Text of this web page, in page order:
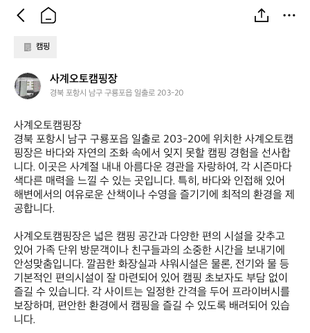
캠핑
사
계
토
캠
핑
장
사계오토캠핑장
경북 포항시 남구 구룡포읍 일출로 203-20
사계오토캠핑장
경북 포항시 남구 구룡포읍 일출로 203-20에 위치한 사계오토캠
핑장은 바다와 자연의 조화 속에서 잊지 못할 캠핑 경험을 선사합
니다. 이곳은 사계절 내내 아름다운 경관을 자랑하여, 각 시즌마다
색다른 매력을 느낄 수 있는 곳입니다. 특히, 바다와 인접해 있어
해변에서의 여유로운 산책이나 수영을 즐기기에 최적의 환경을 제
공합니다.
사계오토캠핑장은 넓은 캠핑 공간과 다양한 편의 시설을 갖추고
있어 가족 단위 방문객이나 친구들과의 소중한 시간을 보내기에
안성맞춤입니다. 깔끔한 화장실과 샤워시설은 물론, 전기와 물 등
기본적인 편의시설이 잘 마련되어 있어 캠핑 초보자도 부담 없이
즐길 수 있습니다. 각 사이트는 일정한 간격을 두어 프라이버시를
보장하며, 편안한 환경에서 캠핑을 즐길 수 있도록 배려되어 있습
니다.